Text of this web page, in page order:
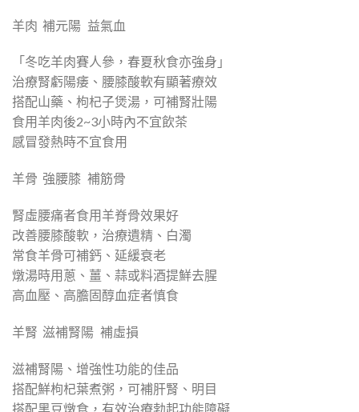
羊肉 補元陽 益氣血
「冬吃羊肉賽人參，春夏秋食亦強身」
治療腎虧陽痿、腰膝酸軟有顯著療效
搭配山藥、枸杞子煲湯，可補腎壯陽
食用羊肉後2~3小時內不宜飲茶
感冒發熱時不宜食用
羊骨 強腰膝 補筋骨
腎虛腰痛者食用羊脊骨效果好
改善腰膝酸軟，治療遺精、白濁
常食羊骨可補鈣、延緩衰老
燉湯時用蔥、薑、蒜或料酒提鮮去腥
高血壓、高膽固醇血症者慎食
羊腎 滋補腎陽 補虛損
滋補腎陽、增強性功能的佳品
搭配鮮枸杞葉煮粥，可補肝腎、明目
搭配黑豆燉食，有效治療勃起功能障礙